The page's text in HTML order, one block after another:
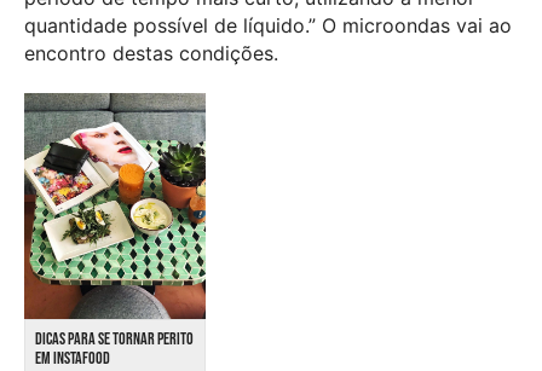
quantidade possível de líquido.” O microondas vai ao
encontro destas condições.
DICAS PARA SE TORNAR PERITO
EM INSTAFOOD